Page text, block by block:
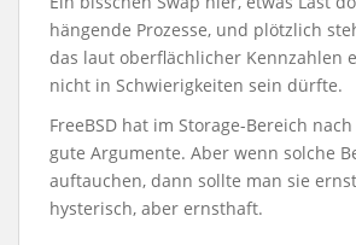
hängende Prozesse, und plötzlich
das laut oberflächlicher Kennzahlen
nicht in Schwierigkeiten sein dürfte.
FreeBSD hat im Storage-Bereich
gute Argumente. Aber wenn solche
auftauchen, dann sollte man sie
hysterisch, aber ernsthaft.